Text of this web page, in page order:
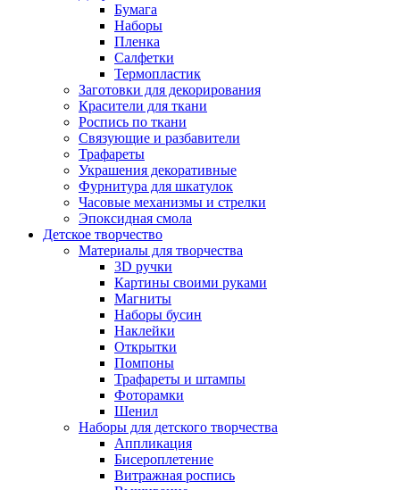
Бумага
Наборы
Пленка
Салфетки
Термопластик
Заготовки для декорирования
Красители для ткани
Роспись по ткани
Связующие и разбавители
Трафареты
Украшения декоративные
Фурнитура для шкатулок
Часовые механизмы и стрелки
Эпоксидная смола
Детское творчество
Материалы для творчества
3D ручки
Картины своими руками
Магниты
Наборы бусин
Наклейки
Открытки
Помпоны
Трафареты и штампы
Фоторамки
Шенил
Наборы для детского творчества
Аппликация
Бисероплетение
Витражная роспись